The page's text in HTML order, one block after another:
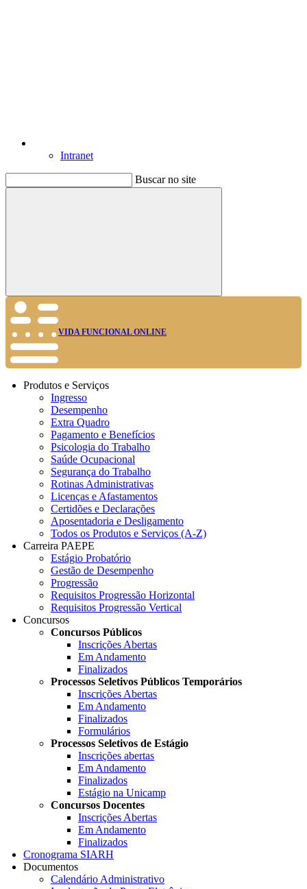
Intranet
Buscar no site
Buscar
VIDA FUNCIONAL ONLINE
Produtos e Serviços
Ingresso
Desempenho
Extra Quadro
Pagamento e Benefícios
Psicologia do Trabalho
Saúde Ocupacional
Segurança do Trabalho
Rotinas Administrativas
Licenças e Afastamentos
Certidões e Declarações
Aposentadoria e Desligamento
Todos os Produtos e Serviços (A-Z)
Carreira PAEPE
Estágio Probatório
Gestão de Desempenho
Progressão
Requisitos Progressão Horizontal
Requisitos Progressão Vertical
Concursos
Concursos Públicos
Inscrições Abertas
Em Andamento
Finalizados
Processos Seletivos Públicos Temporários
Inscrições Abertas
Em Andamento
Finalizados
Formulários
Processos Seletivos de Estágio
Inscrições abertas
Em Andamento
Finalizados
Estágio na Unicamp
Concursos Docentes
Inscrições Abertas
Em Andamento
Finalizados
Cronograma SIARH
Documentos
Calendário Administrativo